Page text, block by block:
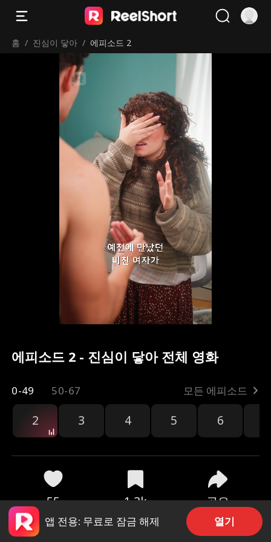
홈 / 진심이 닿아 / 에피소드 2
에피소드 2 - 진심이 닿아 전체 영화
0-49 50-67 모든 에피소드
2 3 4 5 6
55 1.3k 공유
앱 전용: 무료로 잠금 해제 열기